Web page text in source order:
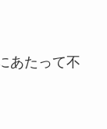
あたって不